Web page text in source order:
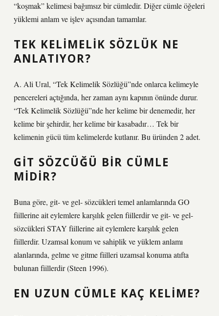
“koşmak” kelimesi bağımsız bir cümledir. Diğer cümle öğeleri
yüklemi anlam ve işlev açısından tamamlar.
TEK KELIMELIK SÖZLÜK NE
ANLATIYOR?
A. Ali Ural, “Tek Kelimelik Sözlüğü”nde onlarca kelimeyle
pencereleri açtığında, her zaman aynı kapının önünde durur.
“Tek Kelimelik Sözlüğü”nde her kelime bir denemedir, her
kelime bir şehirdir, her kelime bir kasabadır… Tek bir
kelimenin gücü tüm kelimelerde kutlanır. Bu üründen 2 adet.
GIT SÖZCÜĞÜ BIR CÜMLE
MIDIR?
Buna göre, git- ve gel- sözcükleri temel anlamlarında GO
fiillerine ait eylemlere karşılık gelen fiillerdir ve git- ve gel-
sözcükleri STAY fiillerine ait eylemlere karşılık gelen
fiillerdir. Uzamsal konum ve sahiplik ve yüklem anlamı
alanlarında, gelme ve gitme fiilleri uzamsal konuma atıfta
bulunan fiillerdir (Steen 1996).
EN UZUN CÜMLE KAÇ KELIME?